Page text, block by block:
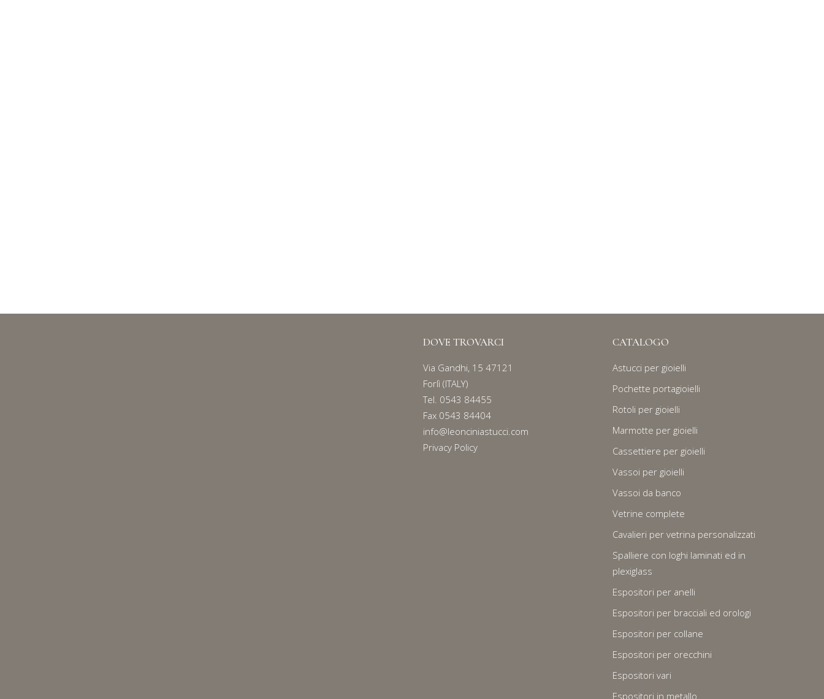
DOVE TROVARCI
Via Gandhi, 15 47121
Forlì (ITALY)
Tel. 0543 84455
Fax 0543 84404
info@leonciniastucci.com
Privacy Policy
CATALOGO
Astucci per gioielli
Pochette portagioielli
Rotoli per gioielli
Marmotte per gioielli
Cassettiere per gioielli
Vassoi per gioielli
Vassoi da banco
Vetrine complete
Cavalieri per vetrina personalizzati
Spalliere con loghi laminati ed in
plexiglass
Espositori per anelli
Espositori per bracciali ed orologi
Espositori per collane
Espositori per orecchini
Espositori vari
Espositori in metallo